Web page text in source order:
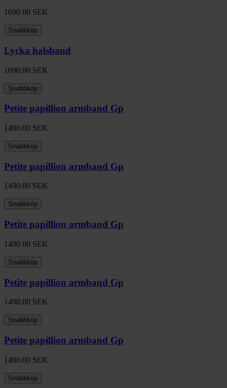
1690.00 SEK
Snabbköp
Lycka halsband
1690.00 SEK
Snabbköp
Petite papillion armband Gp
1490.00 SEK
Snabbköp
Petite papillion armband Gp
1490.00 SEK
Snabbköp
Petite papillion armband Gp
1490.00 SEK
Snabbköp
Petite papillion armband Gp
1490.00 SEK
Snabbköp
Petite papillion armband Gp
1490.00 SEK
Snabbköp